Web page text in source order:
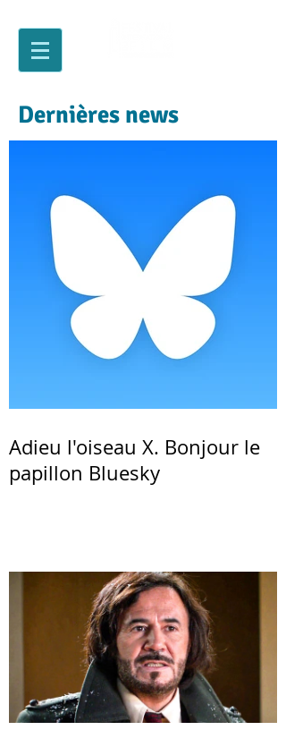
Dernières news
Adieu l'oiseau X. Bonjour le
papillon Bluesky